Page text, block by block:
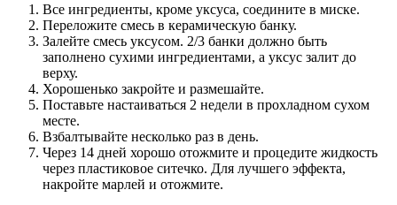
Все ингредиенты, кроме уксуса, соедините в миске.
Переложите смесь в керамическую банку.
Залейте смесь уксусом. 2/3 банки должно быть
заполнено сухими ингредиентами, а уксус залит до
верху.
Хорошенько закройте и размешайте.
Поставьте настаиваться 2 недели в прохладном сухом
месте.
Взбалтывайте несколько раз в день.
Через 14 дней хорошо отожмите и процедите жидкость
через пластиковое ситечко. Для лучшего эффекта,
накройте марлей и отожмите.